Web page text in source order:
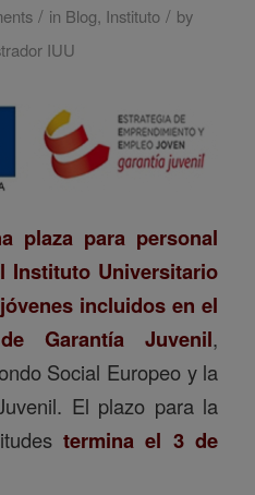
/ in Blog, Instituto / by
IUU
plaza para personal
Instituto Universitario
incluidos en el
Garantía Juvenil,
Social Europeo y la
El plazo para la
termina el 3 de